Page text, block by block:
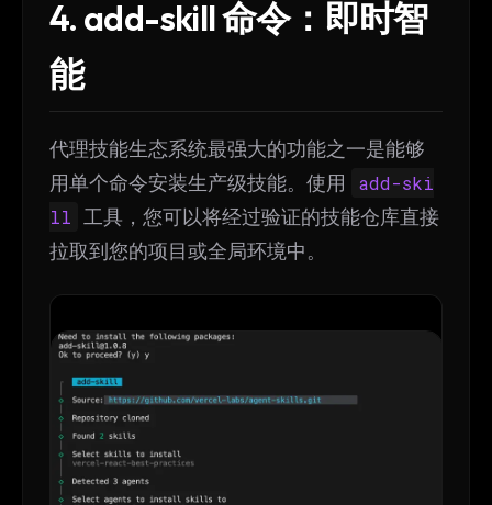
4. add-skill 命令：即时智
能
代理技能生态系统最强大的功能之一是能够
用单个命令安装生产级技能。使用
add-ski
ll
工具，您可以将经过验证的技能仓库直接
拉取到您的项目或全局环境中。